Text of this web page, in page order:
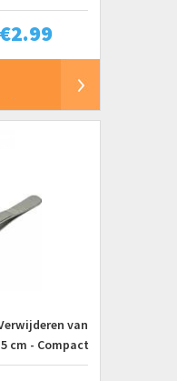
€2.99
van
cm - Compact